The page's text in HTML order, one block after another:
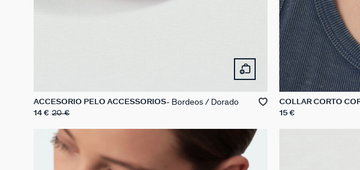
ACCESORIO PELO ACCESSORIOS Bordeos / Dorado
14 € 20 €
COLLAR CORTO
15 €